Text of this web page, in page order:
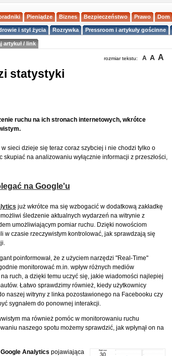
Pieniądze Biznes Bezpieczeństwo Prawo Dom
i styl życia Rozrywka Pressroom i artykuły gościnne
artykuł / link
rozmiar tekstu: A A A
statystyki
ruchu na ich stronach internetowych, wkrótce
w sieci dzieje się teraz coraz szybciej i nie chodzi tylko o
na analizowaniu wyłącznie informacji z przeszłości,
na Google'u
już wkrótce ma się wzbogacić w dodatkową zakładkę
śledzenie aktualnych wydarzeń na witrynie z
umożliwiającym pomiar ruchu. Dzięki nowościom
w czasie rzeczywistym kontrolować, jak sprawdzają się
poinformował, że z użyciem narzędzi "Real-Time"
monitorować m.in. wpływ różnych mediów
ruch, a dzięki temu uczyć się, jakie wiadomości najlepiej
Łatwo sprawdzimy również, kiedy użytkownicy
naszej witryny z linka pozostawionego na Facebooku czy
sygnałem do ponownej interakcji.
ma również pomóc w monitorowaniu ruchu
naszego spotu możemy sprawdzić, jak wpłynął on na
Google Analytics pojawiająca